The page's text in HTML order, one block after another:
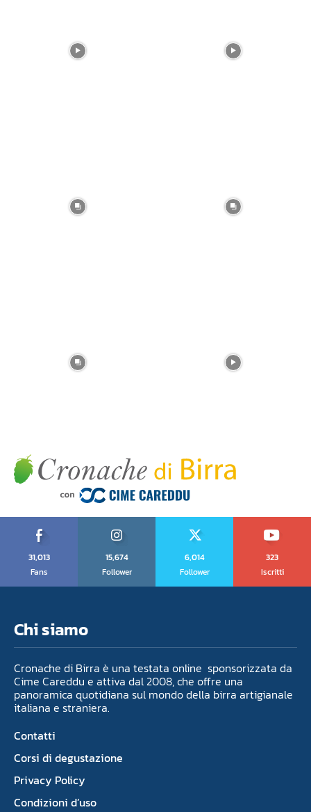
31,013
Fans
15,674
Follower
6,014
Follower
323
Iscritti
Chi siamo
Cronache di Birra è una testata online sponsorizzata da
Cime Careddu e attiva dal 2008, che offre una
panoramica quotidiana sul mondo della birra artigianale
italiana e straniera.
Contatti
Corsi di degustazione
Privacy Policy
Condizioni d’uso